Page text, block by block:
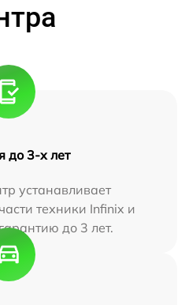
до 3-х лет
устанавливает
техники Infinix и
до 3 лет.